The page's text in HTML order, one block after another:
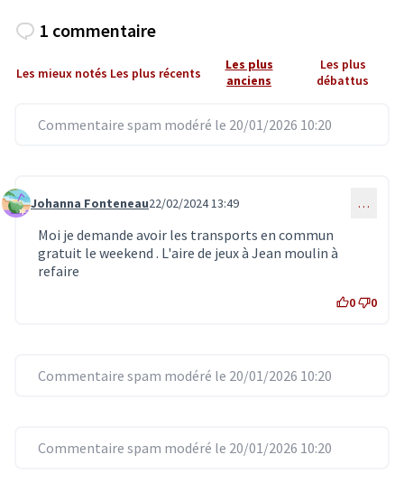
1 commentaire
Les mieux notés Les plus récents
Les plus
anciens
Les plus
débattus
Commentaire spam modéré le 20/01/2026 10:20
Commentaire 6826
Johanna Fonteneau22/02/2024 13:49 …
Moi je demande avoir les transports en commun
gratuit le weekend . L'aire de jeux à Jean moulin à
refaire
0 0
Commentaire spam modéré le 20/01/2026 10:20
Commentaire spam modéré le 20/01/2026 10:20